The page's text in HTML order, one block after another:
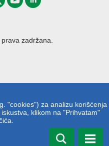
zadržana.
"cookies") za analizu korišćenja
klikom na "Prihvatam"